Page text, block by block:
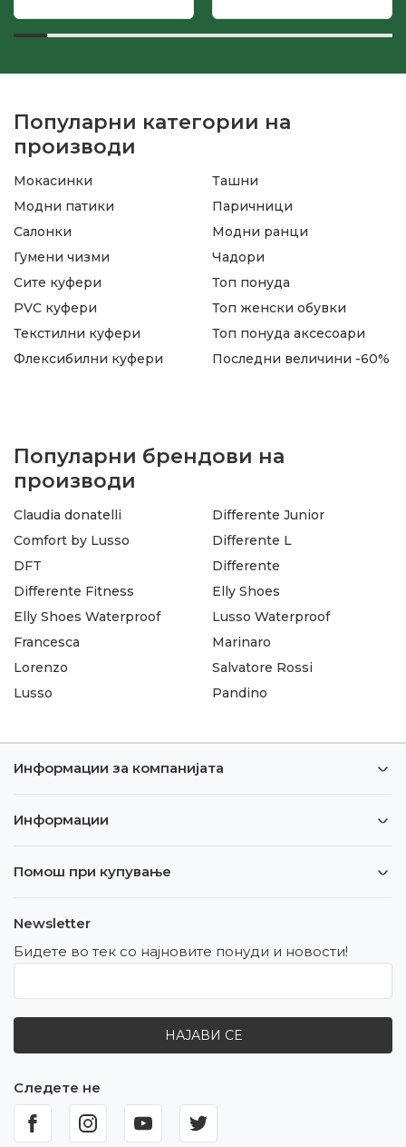
Популарни категории на
производи
Мокасинки
Модни патики
Салонки
Гумени чизми
Ташни
Паричници
Модни ранци
Чадори
Сите куфери
PVC куфери
Текстилни куфери
Флексибилни куфери
Топ понуда
Топ женски обувки
Топ понуда аксесоари
Последни величини -60%
Популарни брендови на
производи
Claudia donatelli
Comfort by Lusso
DFT
Differente Fitness
Differente Junior
Differente L
Differente
Elly Shoes
Elly Shoes Waterproof
Francesca
Lorenzo
Lusso
Lusso Waterproof
Marinaro
Salvatore Rossi
Pandino
Информации за компанијата
Информации
Помош при купување
Newsletter
Бидете во тек со најновите понуди и новости!
НАЈАВИ СЕ
Следете не